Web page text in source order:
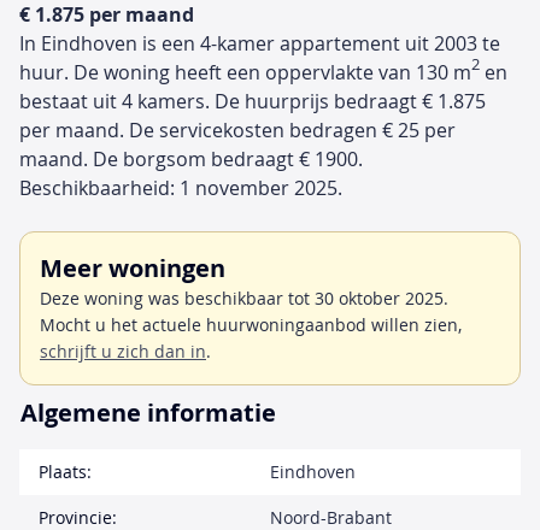
€ 1.875 per maand
In Eindhoven is een 4-kamer appartement uit 2003 te
huur. De woning heeft een oppervlakte van 130 m2 en
bestaat uit 4 kamers. De huurprijs bedraagt € 1.875
per maand. De servicekosten bedragen € 25 per
maand. De borgsom bedraagt € 1900.
Beschikbaarheid: 1 november 2025.
Meer woningen
Deze woning was beschikbaar tot 30 oktober 2025.
Mocht u het actuele huurwoningaanbod willen zien,
schrijft u zich dan in.
Algemene informatie
Plaats:
Eindhoven
Provincie:
Noord-Brabant